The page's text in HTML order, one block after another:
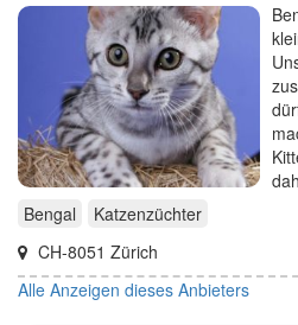
Bengal
Katzenzüchter
CH-8051 Zürich
Alle Anzeigen dieses Anbieters